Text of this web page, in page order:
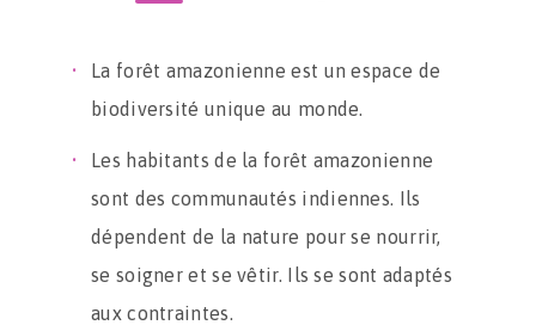
La forêt amazonienne est un espace de
biodiversité unique au monde.
Les habitants de la forêt amazonienne
sont des communautés indiennes. Ils
dépendent de la nature pour se nourrir,
se soigner et se vêtir. Ils se sont adaptés
aux contraintes.